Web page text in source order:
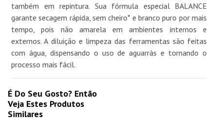
também em repintura. Sua fórmula especial BALANCE
garante secagem rápida, sem cheiro* e branco puro por mais
tempo, pois não amarela em ambientes internos e
externos. A diluição e limpeza das ferramentas são feitas
com água, dispensando o uso de aguarrás e tornando o
processo mais fácil.
É Do Seu Gosto? Então
Veja Estes Produtos
Similares